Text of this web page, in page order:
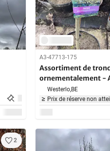
A3-47713-175
Assortiment de
ornementalement -
Tronc de Photinia -
Syringe (x20)
Westerlo,BE
Prix de réserve non
2